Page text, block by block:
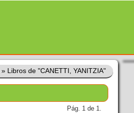
» Libros de "CANETTI, YANITZIA"
Pág. 1 de 1.